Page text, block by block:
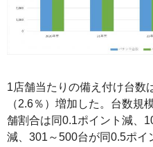
1店舗当たりの備え付け台数
（2.6％）増加した。台数規
舗割合は同0.1ポイント減、
減、301～500台が同0.5ポ